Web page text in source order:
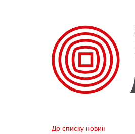
До списку новин